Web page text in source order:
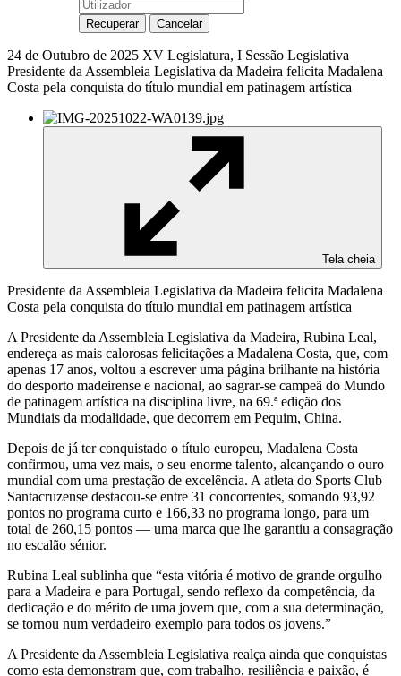
24 de Outubro de 2025 XV Legislatura, I Sessão Legislativa
Presidente da Assembleia Legislativa da Madeira felicita Madalena
Costa pela conquista do título mundial em patinagem artística
Tela cheia
Presidente da Assembleia Legislativa da Madeira felicita Madalena
Costa pela conquista do título mundial em patinagem artística
A Presidente da Assembleia Legislativa da Madeira, Rubina Leal,
endereça as mais calorosas felicitações a Madalena Costa, que, com
apenas 17 anos, voltou a escrever uma página brilhante na história
do desporto madeirense e nacional, ao sagrar-se campeã do Mundo
de patinagem artística na disciplina livre, na 69.ª edição dos
Mundiais da modalidade, que decorrem em Pequim, China.
Depois de já ter conquistado o título europeu, Madalena Costa
confirmou, uma vez mais, o seu enorme talento, alcançando o ouro
mundial com uma prestação de excelência. A atleta do Sports Club
Santacruzense destacou-se entre 31 concorrentes, somando 93,92
pontos no programa curto e 166,33 no programa longo, para um
total de 260,15 pontos — uma marca que lhe garantiu a consagração
no escalão sénior.
Rubina Leal sublinha que “esta vitória é motivo de grande orgulho
para a Madeira e para Portugal, sendo reflexo da competência, da
dedicação e do mérito de uma jovem que, com a sua determinação,
se tornou num verdadeiro exemplo para todos os jovens.”
A Presidente da Assembleia Legislativa realça ainda que conquistas
como esta demonstram que, com trabalho, resiliência e paixão, é